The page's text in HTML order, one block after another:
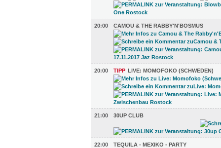
20:00 CAMOU & THE RABBY'N'BOSMUS
20:00 TIPP LIVE: MOMOFOKO (SCHWEDEN)
21:00 30UP CLUB
22:00 TEQUILA - MEXIKO - PARTY